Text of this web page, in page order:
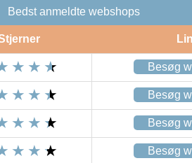
Bedst anmeldte webshops
Besøg
Besøg
Besøg
Besøg